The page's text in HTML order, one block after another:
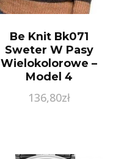
Be Knit Bk071
Sweter W Pasy
Wielokolorowe –
Model 4
136,80zł